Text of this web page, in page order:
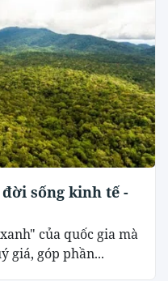
sống kinh tế -
của quốc gia mà
giá, góp phần...